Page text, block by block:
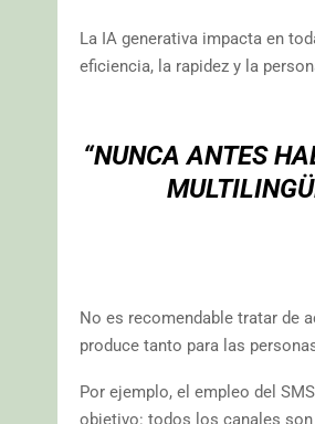
La IA generativa impacta en
eficiencia, la rapidez y la
“NUNCA ANTES
No es recomendable tratar de
produce tanto para las
Por ejemplo, el empleo del
objetivo: todos los canales